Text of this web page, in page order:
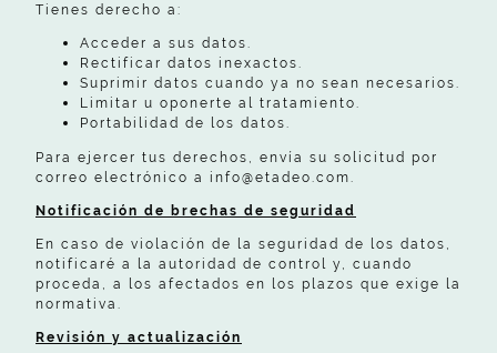
Tienes derecho a:
Acceder a sus datos.
Rectificar datos inexactos.
Suprimir datos cuando ya no sean necesarios.
Limitar u oponerte al tratamiento.
Portabilidad de los datos.
Para ejercer tus derechos, envía su solicitud por
correo electrónico a info@etadeo.com.
Notificación de brechas de seguridad
En caso de violación de la seguridad de los datos,
notificaré a la autoridad de control y, cuando
proceda, a los afectados en los plazos que exige la
normativa.
Revisión y actualización